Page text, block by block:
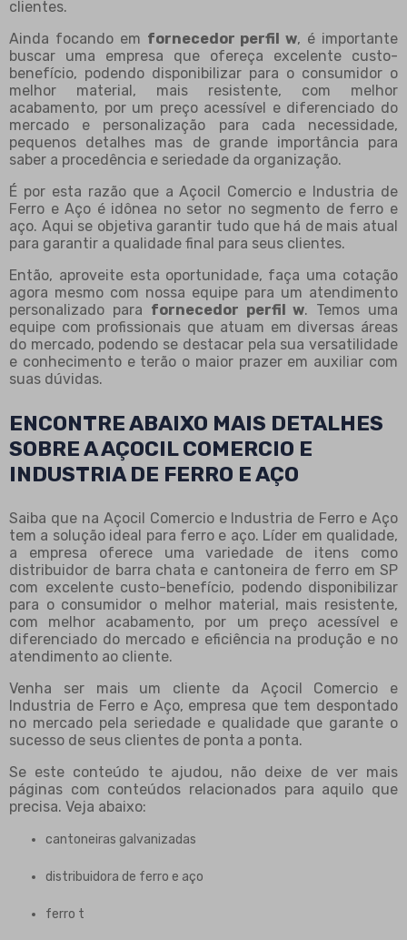
clientes.
Ainda focando em fornecedor perfil w, é importante
buscar uma empresa que ofereça excelente custo-
benefício, podendo disponibilizar para o consumidor o
melhor material, mais resistente, com melhor
acabamento, por um preço acessível e diferenciado do
mercado e personalização para cada necessidade,
pequenos detalhes mas de grande importância para
saber a procedência e seriedade da organização.
É por esta razão que a Açocil Comercio e Industria de
Ferro e Aço é idônea no setor no segmento de ferro e
aço. Aqui se objetiva garantir tudo que há de mais atual
para garantir a qualidade final para seus clientes.
Então, aproveite esta oportunidade, faça uma cotação
agora mesmo com nossa equipe para um atendimento
personalizado para fornecedor perfil w. Temos uma
equipe com profissionais que atuam em diversas áreas
do mercado, podendo se destacar pela sua versatilidade
e conhecimento e terão o maior prazer em auxiliar com
suas dúvidas.
ENCONTRE ABAIXO MAIS DETALHES
SOBRE A AÇOCIL COMERCIO E
INDUSTRIA DE FERRO E AÇO
Saiba que na Açocil Comercio e Industria de Ferro e Aço
tem a solução ideal para ferro e aço. Líder em qualidade,
a empresa oferece uma variedade de itens como
distribuidor de barra chata e cantoneira de ferro em SP
com excelente custo-benefício, podendo disponibilizar
para o consumidor o melhor material, mais resistente,
com melhor acabamento, por um preço acessível e
diferenciado do mercado e eficiência na produção e no
atendimento ao cliente.
Venha ser mais um cliente da Açocil Comercio e
Industria de Ferro e Aço, empresa que tem despontado
no mercado pela seriedade e qualidade que garante o
sucesso de seus clientes de ponta a ponta.
Se este conteúdo te ajudou, não deixe de ver mais
páginas com conteúdos relacionados para aquilo que
precisa. Veja abaixo:
cantoneiras galvanizadas
distribuidora de ferro e aço
ferro t